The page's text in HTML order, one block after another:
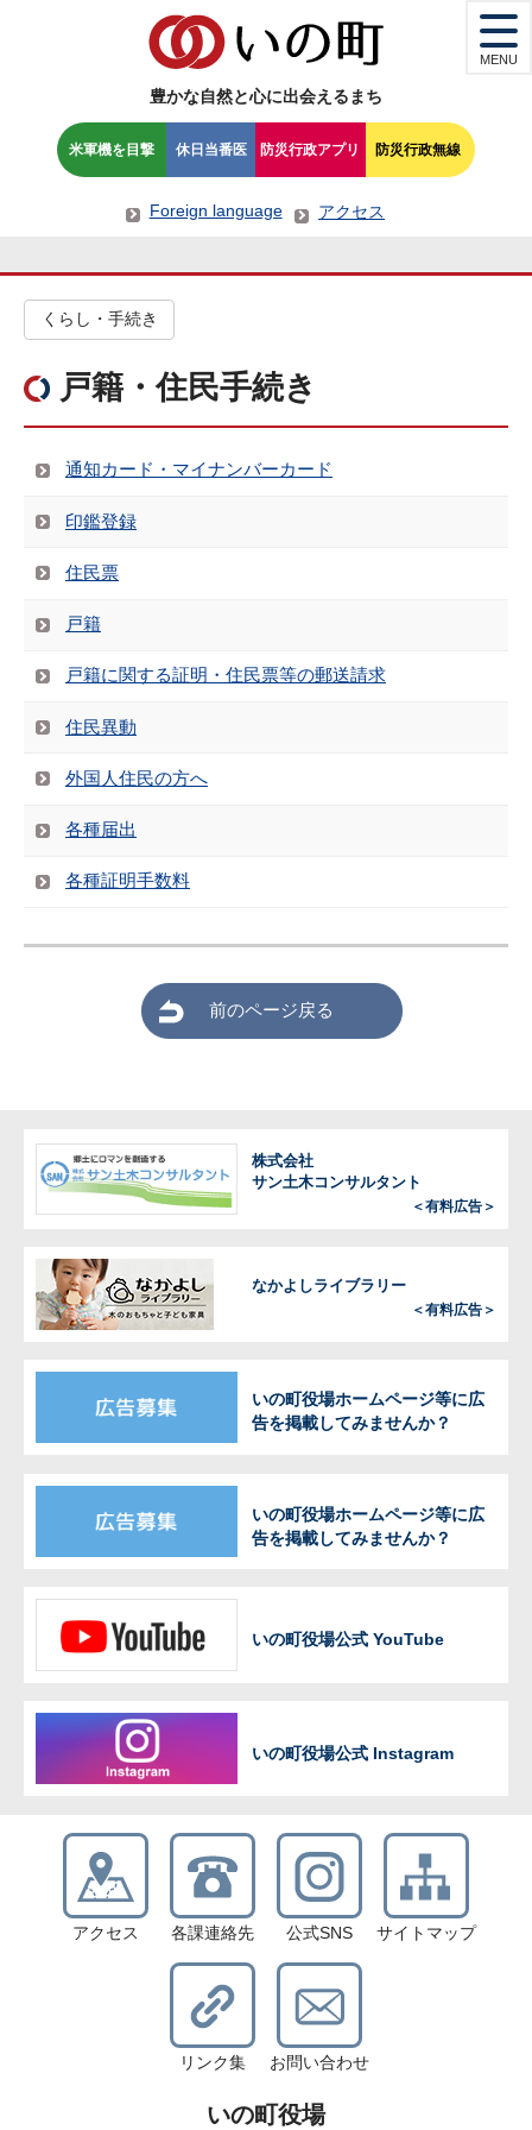
豊かな自然と心に出会えるまち
米軍機を目撃 休日当番医 防災行政アプリ 防災行政無線
Foreign language アクセス
MENU
くらし・手続き
戸籍・住民手続き
通知カード・マイナンバーカード
印鑑登録
住民票
戸籍
戸籍に関する証明・住民票等の郵送請求
住民異動
外国人住民の方へ
各種届出
各種証明手数料
前のページ戻る
株式会社
サン土木コンサルタント
＜有料広告＞
なかよしライブラリー
＜有料広告＞
いの町役場ホームページ等に広
告を掲載してみませんか？
いの町役場ホームページ等に広
告を掲載してみませんか？
いの町役場公式 YouTube
いの町役場公式 Instagram
いの町役場
アクセス 各課連絡先 公式SNS サイトマップ
リンク集 お問い合わせ